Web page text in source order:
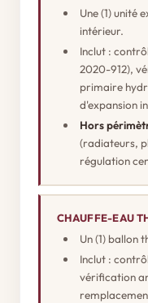
Une (1) unité
intérieur.
Inclut :
2020-912),
primaire
d'expansion
Hors
(radiateurs,
régulation
CHAUFFE-EAU
Un (1) ballon
Inclut :
vérification